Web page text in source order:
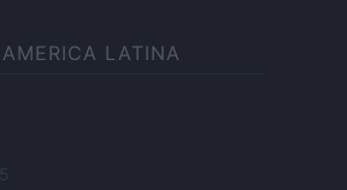
LATINA